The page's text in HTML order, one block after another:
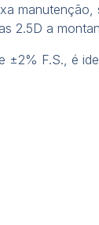
2.5D a
F.S., é